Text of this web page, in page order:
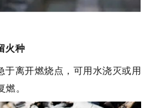
火种
于离开燃烧点，可用水浇灭或用
。